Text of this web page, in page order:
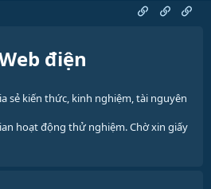
điện
sẻ kiến thức, kinh nghiệm, tài nguyên
hoạt động thử nghiệm. Chờ xin giấy